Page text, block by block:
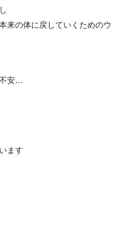
来の体に戻していくためのウ
安…
ます